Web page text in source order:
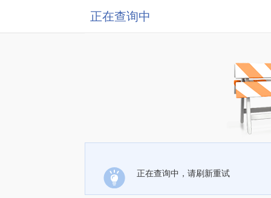
正在查询中
正在查询中，请刷新重试